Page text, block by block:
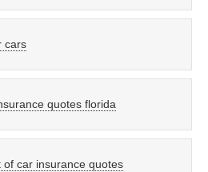
cars
quotes florida
of car insurance quotes